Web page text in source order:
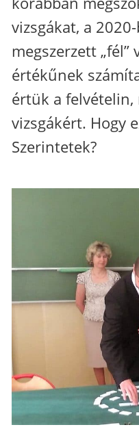
vizsgákat, a
megszerzett
értékűnek
értük a
vizsgákért. Hogy
Szerintetek?